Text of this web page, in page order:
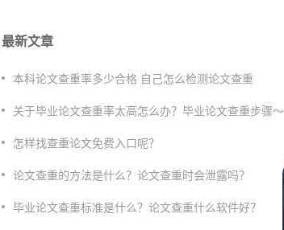
最新文章
本科论文查重率多少合格 自己怎么检测论文查重
关于毕业论文查重率太高怎么办？毕业论文查重步骤～
怎样找查重论文免费入口呢？
论文查重的方法是什么？论文查重时会泄露吗？
毕业论文查重标准是什么？论文查重什么软件好？